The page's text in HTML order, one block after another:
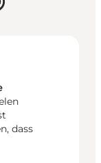
dass